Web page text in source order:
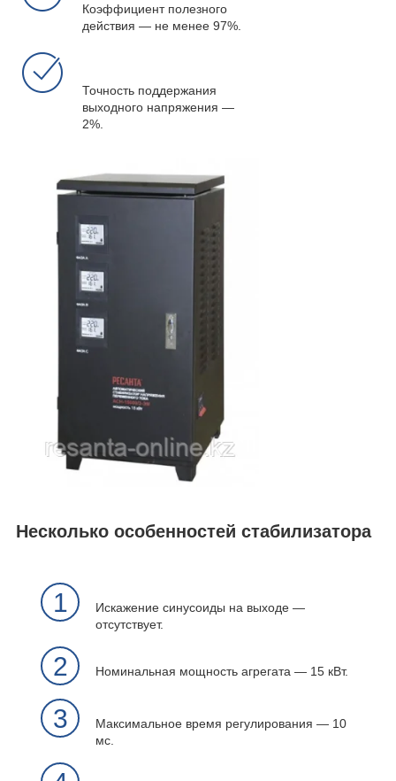
Коэффициент полезного
действия ― не менее 97%.
Точность поддержания
выходного напряжения ―
2%.
Несколько особенностей стабилизатора
1
Искажение синусоиды на выходе ―
отсутствует.
2 Номинальная мощность агрегата ― 15 кВт.
3
Максимальное время регулирования ― 10
мс.